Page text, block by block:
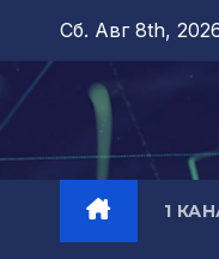
Перейти
содержимому
Сб. Авг 8th,
1